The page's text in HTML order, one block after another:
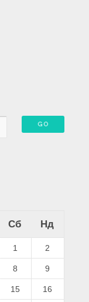
Сб Нд
1 2
8 9
15 16